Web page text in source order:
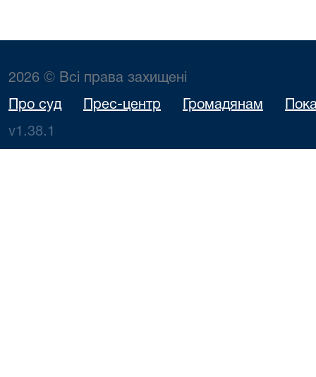
2026 © Всі права захищені
Про суд Прес-центр Громадянам
v1.38.1